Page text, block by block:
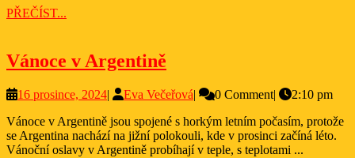
PŘEČÍST...
Vánoce v Argentině
Argentině
16 prosince, 202416
2024
| Eva VečeřováEva
| 0 Comment|
2:10 pm
Vánoce v Argentině jsou spojené s horkým letním počasím, protože
se Argentina nachází na jižní polokouli, kde v prosinci začíná léto.
Vánoční oslavy v Argentině probíhají v teple, s teplotami ...